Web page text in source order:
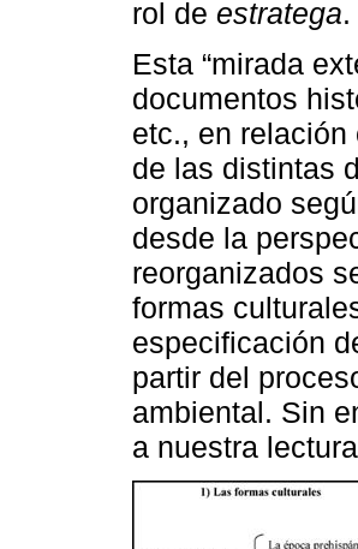
rol de estratega.
Esta “mirada
documentos
etc., en
de las distintas
organizado
desde la
reorganizados
formas
especificación
partir del
ambiental. Sin
a nuestra